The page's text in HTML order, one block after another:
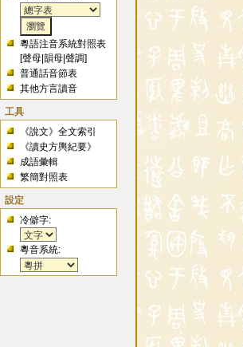
粵語注音系統對照表
[聲母 |韻母 |聲調]
普通話音節表
其他方言讀音
工具
《說文》全文索引
《讀史方輿紀要》
成語彙輯
繁簡對照表
設定
冷僻字:
粵音系統: